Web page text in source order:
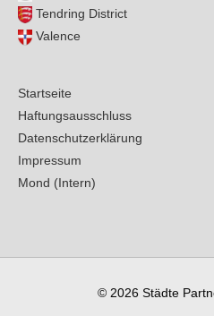
Tendring District
Valence
Startseite
Haftungsausschluss
Datenschutzerklärung
Impressum
Mond (Intern)
© 2026 Städte